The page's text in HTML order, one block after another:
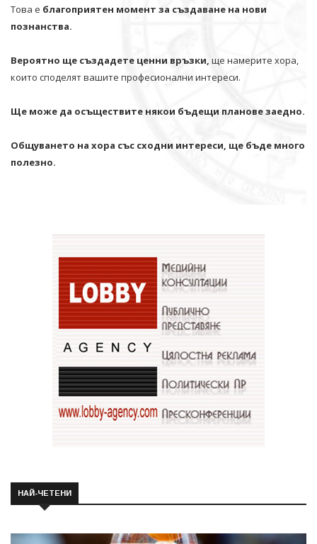
Това е благоприятен момент за създаване на нови
познанства.
Вероятно ще създадете ценни връзки, ще намерите хора,
които споделят вашите професионални интереси.
Ще може да осъществите някои бъдещи планове заедно.
Общуването на хора със сходни интереси, ще бъде много
полезно.
НАЙ-ЧЕТЕНИ